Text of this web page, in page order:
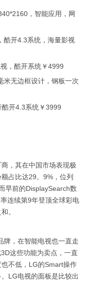
，智能应用，网
酷开4.3系统，海量影视
，酷开系统￥4999
米无边框设计，钢板一次
开4.3系统￥3999
，其在中国市场表现极
占比达29。9%，位列
早前的DisplaySearch数
连续第9年登顶全球彩电
。
牌，在智能电视也一直走
这些功能为卖点，一直
不低，LG的Smart操作
LG电视的面板是比较出